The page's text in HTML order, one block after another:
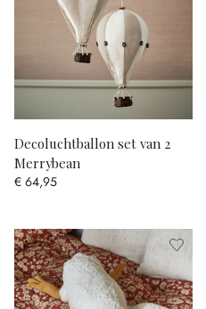
Decoluchtballon set van 2
Merrybean
€ 64,95